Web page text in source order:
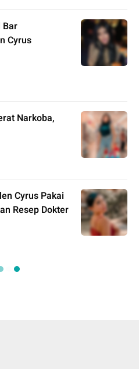
Bar
Cyrus
Narkoba,
Cyrus Pakai
Resep Dokter